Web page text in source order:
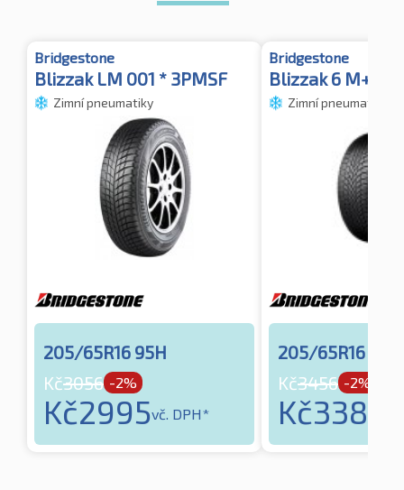
Bridgestone
Blizzak LM 001 * 3PMSF
Zimní pneumatiky
205/65R16 95H
Kč3056 -2%
Kč2995vč. DPH*
Bridgestone
Blizzak 6 M+S
Zimní pneumatiky
205/65R16 95H
Kč3456 -2%
Kč3387